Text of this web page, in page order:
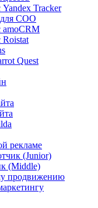
Tracker
для СОО
amoCRM
Roistat
Quest
рекламе
(Junior)
(Middle)
продвижению